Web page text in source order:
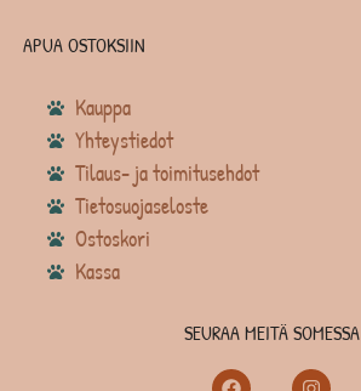
APUA OSTOKSIIN
Kauppa
Yhteystiedot
Tilaus- ja toimitusehdot
Tietosuojaseloste
Ostoskori
Kassa
SEURAA MEITÄ SOMESSA